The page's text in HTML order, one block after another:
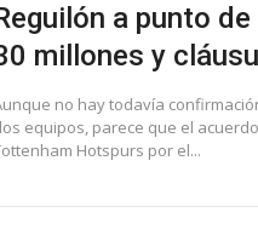
a punto
millones y
no hay todavía
equipos, parece que el
Hotspurs por el...